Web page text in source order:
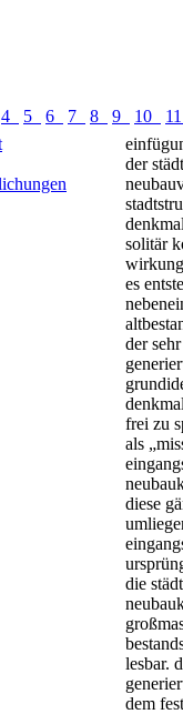
4 5 6 7 8 9 10
der
solitär
es
der
frei zu
als
diese
die
lesbar.
dem